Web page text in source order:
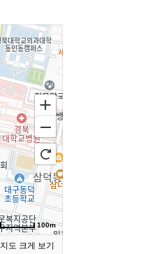
100m
지도 크게 보기